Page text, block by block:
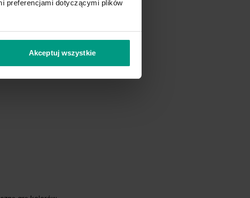
preferencjami dotyczącymi plików
Akceptuj wszystkie